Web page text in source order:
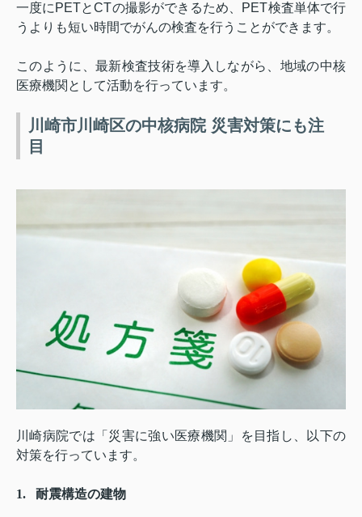
一度に PETとCTの撮影ができるため、 PET検査単体で行
うよりも短い時間でがんの検査を行うことができます。
このように、最新検査技術を導入しながら、地域の中核
医療機関として活動を行っています。
川崎市川崎区の中核病院 災害対策にも注
目
川崎病院では「災害に強い医療機関」を目指し、以下の
対策を行っています。
1. 耐震構造の建物